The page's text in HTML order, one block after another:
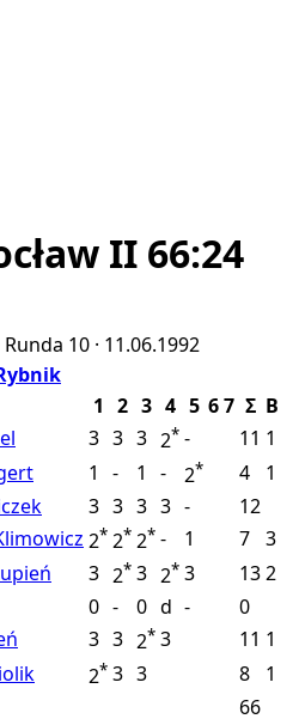
II 66:24
Runda 10 · 11.06.1992
1 2 3 4 5 67 Σ B
3 3 3 2* - 11 1
1 - 1 - 2* 4
1
3 3 3 3 -
12
2* 2* 2* - 1 7 3
3 2* 3 2* 3 132
0 - 0 d -
0
3 3 2* 3 11 1
2* 3 3 8
1
66